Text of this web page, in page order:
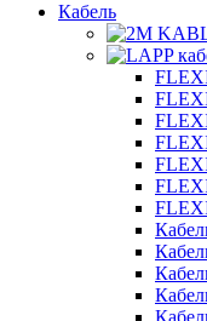
Кабель